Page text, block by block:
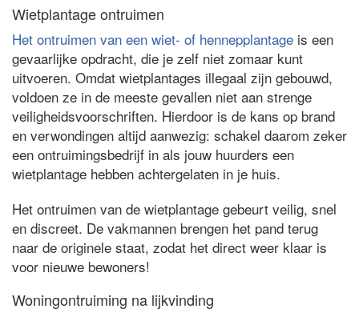
Wietplantage ontruimen
Het ontruimen van een wiet- of hennepplantage is een
gevaarlijke opdracht, die je zelf niet zomaar kunt
uitvoeren. Omdat wietplantages illegaal zijn gebouwd,
voldoen ze in de meeste gevallen niet aan strenge
veiligheidsvoorschriften. Hierdoor is de kans op brand
en verwondingen altijd aanwezig: schakel daarom zeker
een ontruimingsbedrijf in als jouw huurders een
wietplantage hebben achtergelaten in je huis.
Het ontruimen van de wietplantage gebeurt veilig, snel
en discreet. De vakmannen brengen het pand terug
naar de originele staat, zodat het direct weer klaar is
voor nieuwe bewoners!
Woningontruiming na lijkvinding